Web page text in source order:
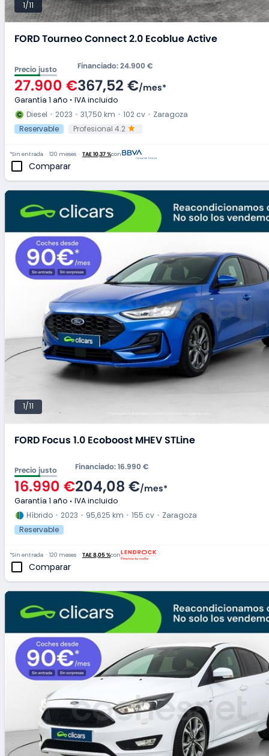
FORD Tourneo Connect 2.0 Ecoblue Active
Precio justo
27.900 €
Financiado: 24.900 €
367,52 €/mes*
Garantía 1 año
IVA incluido
Diesel
2023 31,750 km 102 cv
Zaragoza
Reservable
Profesional 4.2
1/11
Comparar
*Sin entrada 120 meses TAE 10,37 %con
FORD Focus 1.0 Ecoboost MHEV STLine
Precio justo
16.990 €
Financiado: 16.990 €
204,08 €/mes*
Garantía 1 año
IVA incluido
Híbrido
2023 95,625 km 155 cv
Zaragoza
Reservable
1/11
Comparar
*Sin entrada 120 meses TAE 8,05 %con